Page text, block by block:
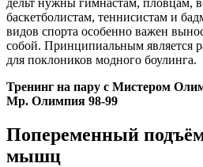
баскетболистам, теннисистам и
видов спорта особенно важен
собой. Принципиальным является
для поклоников модного боулинга.
Тренинг на пару с Мистером
Мр. Олимпия 98-99
Попеременный
мышц